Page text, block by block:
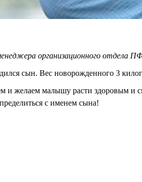
организационного отдела
сын. Вес новорожденного 3
и желаем малышу расти здоровым и
с именем сына!